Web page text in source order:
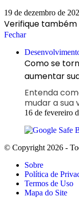
19 de dezembro de
Verifique também
Fechar
Como se
aumentar
Entenda
mudar a sua
16 de fevereiro
© Copyright 2026 -
Sobre
Política de
Termos de Uso
Mapa do Site